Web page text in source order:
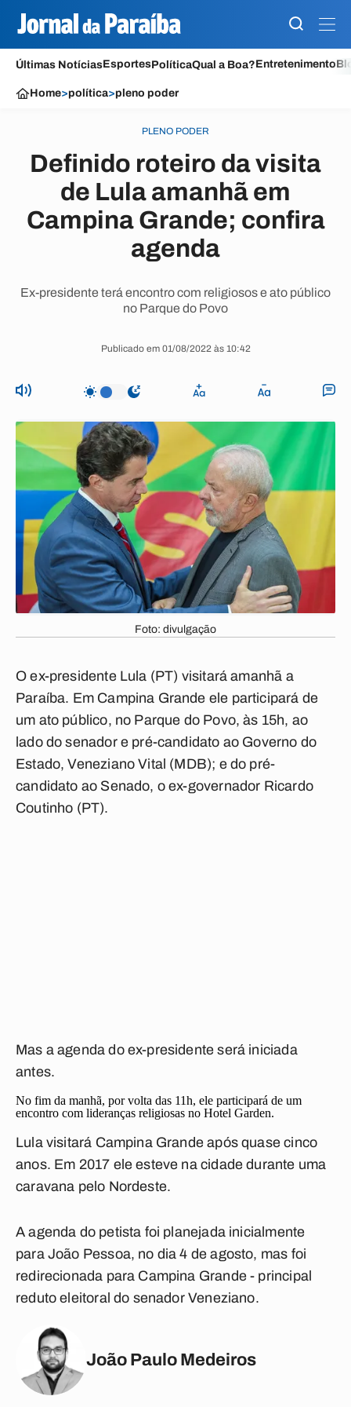
Últimas NotíciasEsportesPolíticaQual a Boa?Entretenimento
Home>política>pleno poder
PLENO PODER
Definido roteiro da visita
de Lula amanhã em
Campina Grande; confira
agenda
Ex-presidente terá encontro com religiosos e ato público
no Parque do Povo
Publicado em 01/08/2022 às 10:42
Foto: divulgação
O ex-presidente Lula (PT) visitará amanhã a
Paraíba. Em Campina Grande ele participará de
um ato público, no Parque do Povo, às 15h, ao
lado do senador e pré-candidato ao Governo do
Estado, Veneziano Vital (MDB); e do pré-
candidato ao Senado, o ex-governador Ricardo
Coutinho (PT).
Mas a agenda do ex-presidente será iniciada
antes.
No fim da manhã, por volta das 11h, ele participará de um
encontro com lideranças religiosas no Hotel Garden.
Lula visitará Campina Grande após quase cinco
anos. Em 2017 ele esteve na cidade durante uma
caravana pelo Nordeste.
A agenda do petista foi planejada inicialmente
para João Pessoa, no dia 4 de agosto, mas foi
redirecionada para Campina Grande - principal
reduto eleitoral do senador Veneziano.
João Paulo Medeiros